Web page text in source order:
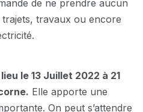
de ne prendre aucun
travaux ou encore
le 13 Juillet 2022 à 21
Elle apporte une
On peut s’attendre